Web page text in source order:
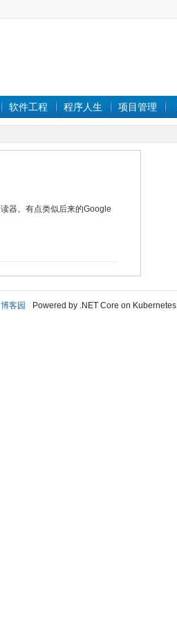
软件工程 程序人生 项目管理
器。有点类似后来的Google
博客园 Powered by .NET Core on Kubernetes